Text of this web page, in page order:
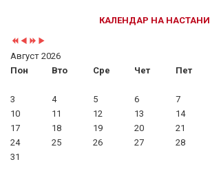
КАЛЕНДАР НА НАСТАНИ
Август 2026
Пон
Вто Сре Чет Пет
3
4 5 6 7
10
11 12 13 14
17
18 19 20 21
24
25 26 27 28
31